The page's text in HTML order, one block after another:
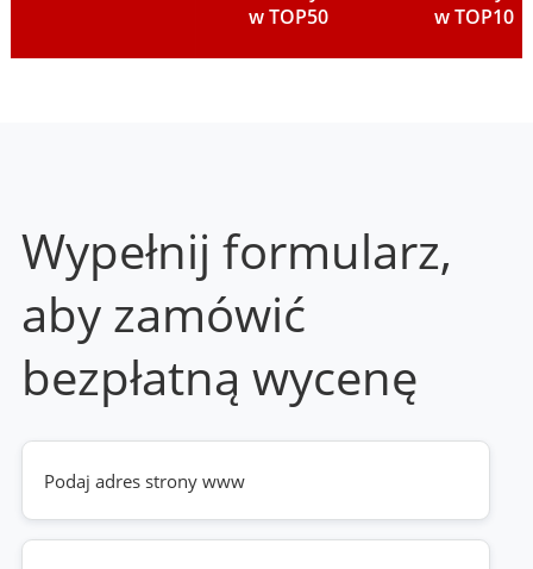
w TOP50
w TOP10
Wypełnij formularz,
aby zamówić
bezpłatną wycenę
Twoja
strona
www
(wymagane)
Telefon